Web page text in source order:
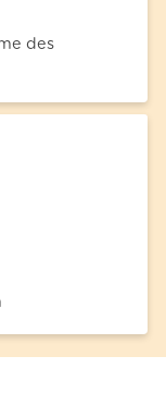
des